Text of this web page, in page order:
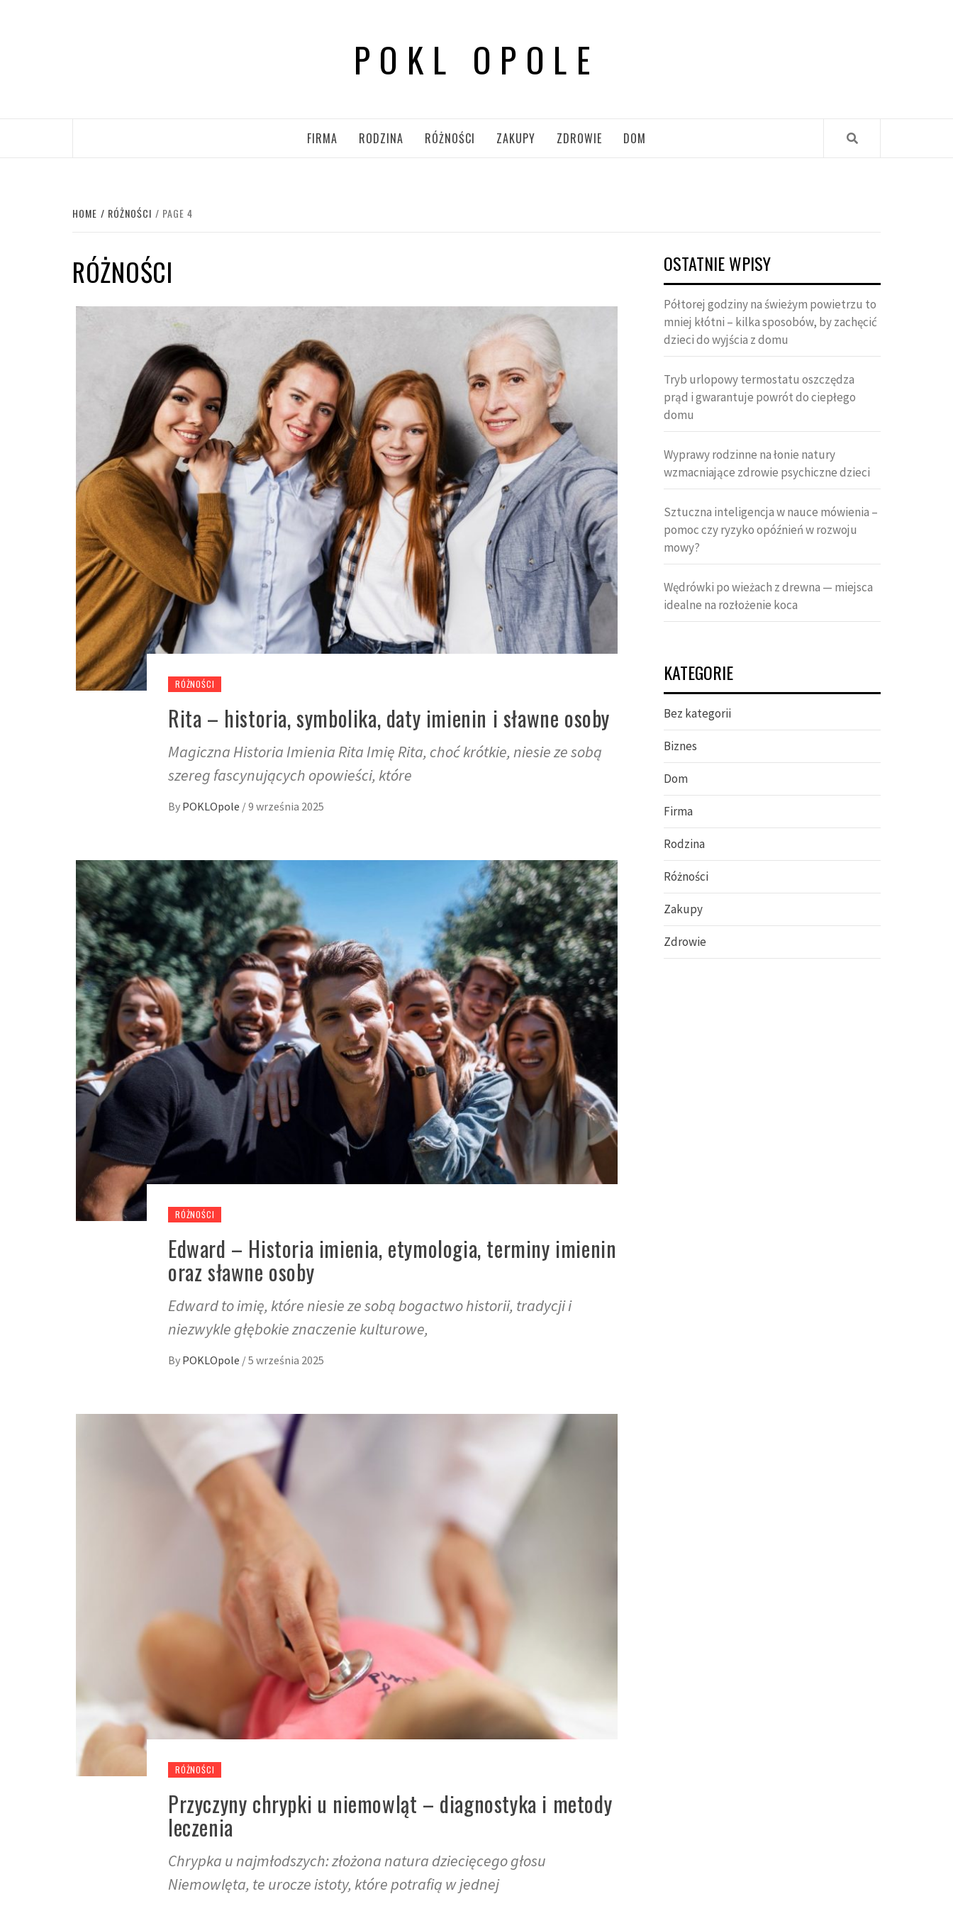
POKL OPOLE
FIRMA RODZINA RÓŻNOŚCI ZAKUPY ZDROWIE DOM
HOME RÓŻNOŚCI PAGE 4
RÓŻNOŚCI
RÓŻNOŚCI
Rita – historia, symbolika, daty imienin i sławne osoby
Magiczna Historia Imienia Rita Imię Rita, choć krótkie, niesie ze sobą
szereg fascynujących opowieści, które
By POKLOpole /9 września 2025
RÓŻNOŚCI
Edward – Historia imienia, etymologia, terminy imienin
oraz sławne osoby
Edward to imię, które niesie ze sobą bogactwo historii, tradycji i
niezwykle głębokie znaczenie kulturowe,
By POKLOpole /5 września 2025
RÓŻNOŚCI
Przyczyny chrypki u niemowląt – diagnostyka i metody
leczenia
Chrypka u najmłodszych: złożona natura dziecięcego głosu
Niemowlęta, te urocze istoty, które potrafią w jednej
OSTATNIE WPISY
Półtorej godziny na świeżym powietrzu to
mniej kłótni – kilka sposobów, by zachęcić
dzieci do wyjścia z domu
Tryb urlopowy termostatu oszczędza
prąd i gwarantuje powrót do ciepłego
domu
Wyprawy rodzinne na łonie natury
wzmacniające zdrowie psychiczne dzieci
Sztuczna inteligencja w nauce mówienia –
pomoc czy ryzyko opóźnień w rozwoju
mowy?
Wędrówki po wieżach z drewna — miejsca
idealne na rozłożenie koca
KATEGORIE
Bez kategorii
Biznes
Dom
Firma
Rodzina
Różności
Zakupy
Zdrowie